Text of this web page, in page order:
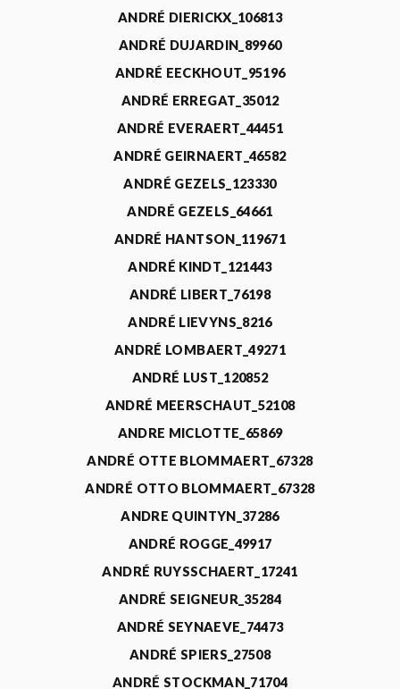
ANDRÉ DIERICKX_106813
ANDRÉ DUJARDIN_89960
ANDRÉ EECKHOUT_95196
ANDRÉ ERREGAT_35012
ANDRÉ EVERAERT_44451
ANDRÉ GEIRNAERT_46582
ANDRÉ GEZELS_123330
ANDRÉ GEZELS_64661
ANDRÉ HANTSON_119671
ANDRÉ KINDT_121443
ANDRÉ LIBERT_76198
ANDRÉ LIEVYNS_8216
ANDRÉ LOMBAERT_49271
ANDRÉ LUST_120852
ANDRÉ MEERSCHAUT_52108
ANDRE MICLOTTE_65869
ANDRÉ OTTE BLOMMAERT_67328
ANDRÉ OTTO BLOMMAERT_67328
ANDRE QUINTYN_37286
ANDRÉ ROGGE_49917
ANDRÉ RUYSSCHAERT_17241
ANDRÉ SEIGNEUR_35284
ANDRÉ SEYNAEVE_74473
ANDRÉ SPIERS_27508
ANDRÉ STOCKMAN_71704